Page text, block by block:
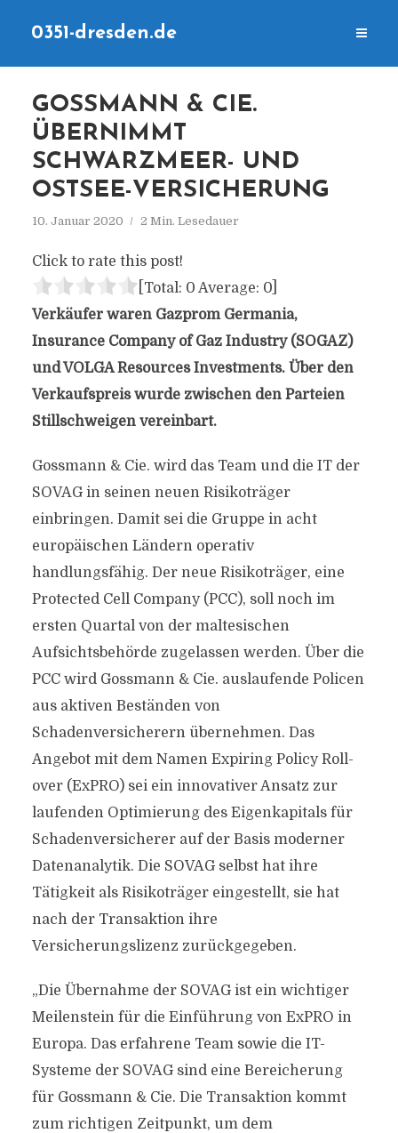
0351-dresden.de
GOSSMANN & CIE.
ÜBERNIMMT
SCHWARZMEER- UND
OSTSEE-VERSICHERUNG
10. Januar 2020 2 Min. Lesedauer
Click to rate this post!
[Total: 0 Average: 0]
Verkäufer waren Gazprom Germania,
Insurance Company of Gaz Industry (SOGAZ)
und VOLGA Resources Investments. Über den
Verkaufspreis wurde zwischen den Parteien
Stillschweigen vereinbart.
Gossmann & Cie. wird das Team und die IT der
SOVAG in seinen neuen Risikoträger
einbringen. Damit sei die Gruppe in acht
europäischen Ländern operativ
handlungsfähig. Der neue Risikoträger, eine
Protected Cell Company (PCC), soll noch im
ersten Quartal von der maltesischen
Aufsichtsbehörde zugelassen werden. Über die
PCC wird Gossmann & Cie. auslaufende Policen
aus aktiven Beständen von
Schadenversicherern übernehmen. Das
Angebot mit dem Namen Expiring Policy Roll-
over (ExPRO) sei ein innovativer Ansatz zur
laufenden Optimierung des Eigenkapitals für
Schadenversicherer auf der Basis moderner
Datenanalytik. Die SOVAG selbst hat ihre
Tätigkeit als Risikoträger eingestellt, sie hat
nach der Transaktion ihre
Versicherungslizenz zurückgegeben.
„Die Übernahme der SOVAG ist ein wichtiger
Meilenstein für die Einführung von ExPRO in
Europa. Das erfahrene Team sowie die IT-
Systeme der SOVAG sind eine Bereicherung
für Gossmann & Cie. Die Transaktion kommt
zum richtigen Zeitpunkt, um dem